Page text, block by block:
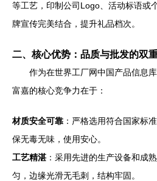
等工艺，印制公司Logo、活动标语或
牌宣传完美结合，提升礼品档次。
二、核心优势：品质与批发的双
作为在世界工厂网中国产品信息
富嘉的核心竞争力在于：
材质安全可靠 ：严格选用符合国家标
保无毒无味，使用安心。
工艺精湛 ：采用先进的生产设备和成
匀，边缘光滑无毛刺，结构牢固。